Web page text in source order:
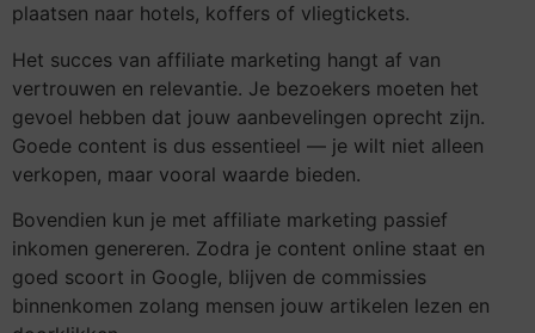
plaatsen naar hotels, koffers of vliegtickets.
Het succes van affiliate marketing hangt af van
vertrouwen en relevantie. Je bezoekers moeten het
gevoel hebben dat jouw aanbevelingen oprecht zijn.
Goede content is dus essentieel — je wilt niet alleen
verkopen, maar vooral waarde bieden.
Bovendien kun je met affiliate marketing passief
inkomen genereren. Zodra je content online staat en
goed scoort in Google, blijven de commissies
binnenkomen zolang mensen jouw artikelen lezen en